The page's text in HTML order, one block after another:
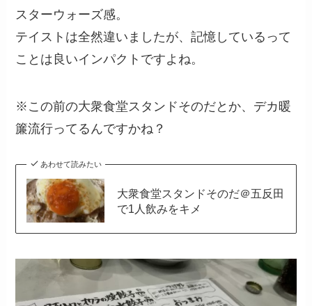
スターウォーズ感。
テイストは全然違いましたが、記憶しているって
ことは良いインパクトですよね。
※この前の大衆食堂スタンドそのだとか、デカ暖
簾流行ってるんですかね？
あわせて読みたい
大衆食堂スタンドそのだ＠五反田
で1人飲みをキメ